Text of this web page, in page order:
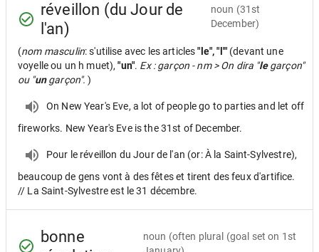
réveillon (du Jour de
l'an)
noun (31st
December)
(nom masculin: s'utilise avec les articles"le", "l'" (devant une
voyelle ou un h muet),"un". Ex : garçon - nm > On dira "legarçon"
ou "ungarçon".)
On New Year's Eve, a lot of people go to parties and let off
fireworks. New Year's Eve is the 31st of December.
Pour le réveillon du Jour de l'an (or: À la Saint-Sylvestre),
beaucoup de gens vont à des fêtes et tirent des feux d'artifice.
// La Saint-Sylvestre est le 31 décembre.
bonne
noun (often plural (goal set on 1st